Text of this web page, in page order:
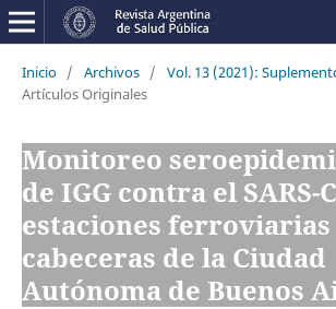
Inicio / Archivos / Vol. 13 (2021):
Artículos Originales
Monitoreo
de IGG contra el SARS-
estaciones ferroviarias
cabeceras de la Ciudad
Autónoma de Buenos